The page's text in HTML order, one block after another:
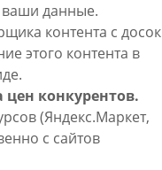
данные.
контента с досок
этого контента в
цен конкурентов.
(Яндекс.Маркет,
с сайтов